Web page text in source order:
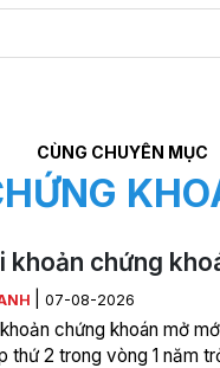
CÙNG CHUYÊN MỤC
khoản chứng
07-08-2026
chứng khoán mở
thứ 2 trong vòng 1 năm